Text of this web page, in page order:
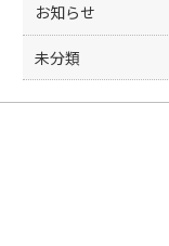
お知らせ
未分類